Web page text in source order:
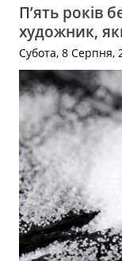
П’ять років
художник,
Субота, 8 Серпня,